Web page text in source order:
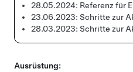
28.05.2024: Referenz für
23.06.2023: Schritte zur
28.03.2023: Schritte zur
Ausrüstung: